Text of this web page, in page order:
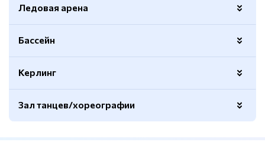
Размер
56х26м.
Ледовая арена
Площадь
Душевые
Есть
Бассейн
Длина
Керлинг
Количество дорожек
4
Зал танцев/хореографии